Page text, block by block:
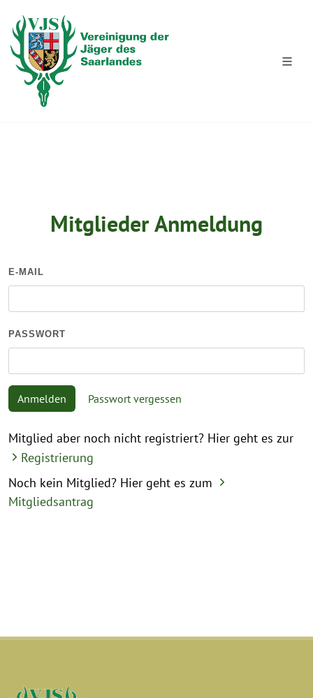
Mitglieder Anmeldung
E-MAIL
PASSWORT
Anmelden Passwort vergessen
Mitglied aber noch nicht registriert? Hier geht es zur
Registrierung
Noch kein Mitglied? Hier geht es zum
Mitgliedsantrag